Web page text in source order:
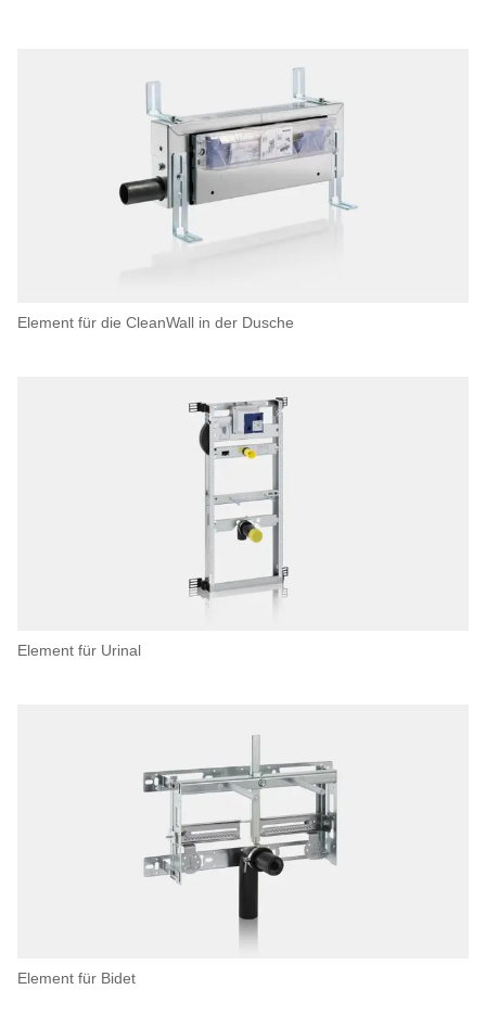
Element für die CleanWall in der Dusche
Element für Urinal
Element für Bidet